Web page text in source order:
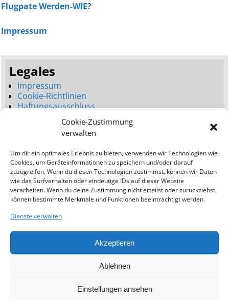
Cookie-Zustimmung
verwalten
Um dir ein optimales Erlebnis zu bieten, verwenden wir Technologien wie
Cookies, um Geräteinformationen zu speichern und/oder darauf
zuzugreifen. Wenn du diesen Technologien zustimmst, können wir Daten
wie das Surfverhalten oder eindeutige IDs auf dieser Website
verarbeiten. Wenn du deine Zustimmung nicht erteilst oder zurückziehst,
können bestimmte Merkmale und Funktionen beeinträchtigt werden.
Dienste verwalten
Akzeptieren
Ablehnen
Einstellungen ansehen
Flugpate Werden-WIE?
Impressum
Legales
Impressum
Cookie-Richtlinien
Haftungsausschluss
Datenschutzerklärung
Seitenbaum
Neues Webdesign (Launch)
Webdesign Umgestaltung (Relaunch)
Bessere Platzierungen (SEO)
Addresse:
Ostseewebagentur
Protaras (Famagusta)
Zypern